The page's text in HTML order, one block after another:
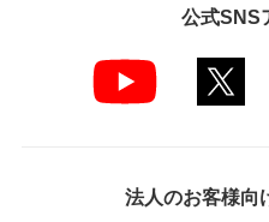
公式SNS
法人のお客様向